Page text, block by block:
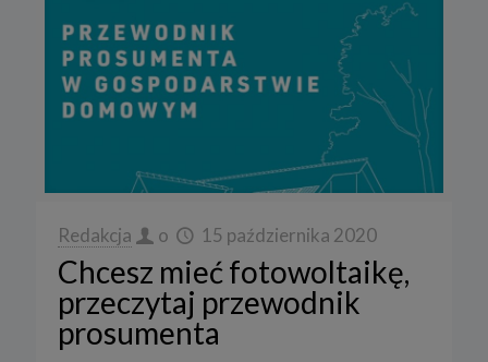
Redakcja o 15 października 2020
Chcesz mieć fotowoltaikę,
przeczytaj przewodnik
prosumenta